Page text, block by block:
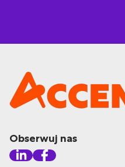
Obserwuj nas